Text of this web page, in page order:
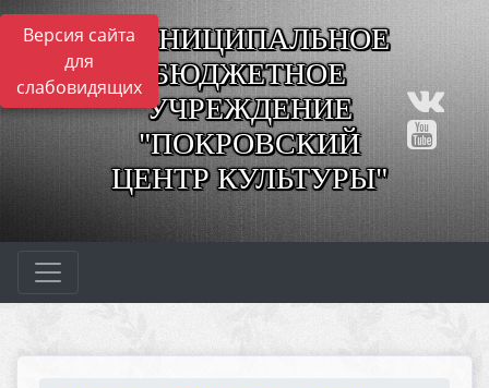
Версия сайта
для
слабовидящих
МУНИЦИПАЛЬНОЕ
БЮДЖЕТНОЕ
УЧРЕЖДЕНИЕ
"ПОКРОВСКИЙ
ЦЕНТР КУЛЬТУРЫ"